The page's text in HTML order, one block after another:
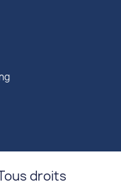
droits